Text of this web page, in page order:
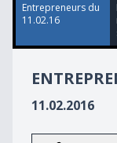
39
seconds
Entrepreneurs du
11.02.16
11.02.2016